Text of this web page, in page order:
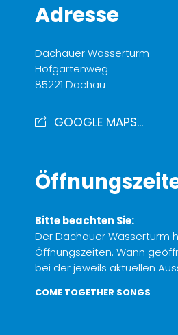
Adresse
Dachauer Wasserturm
Hofgartenweg
85221 Dachau
GOOGLE MAPS...
Bitte beachten Sie:
Der Dachauer Wasserturm
Öffnungszeiten. Wann
bei der jeweils aktuellen
COME TOGETHER SONGS